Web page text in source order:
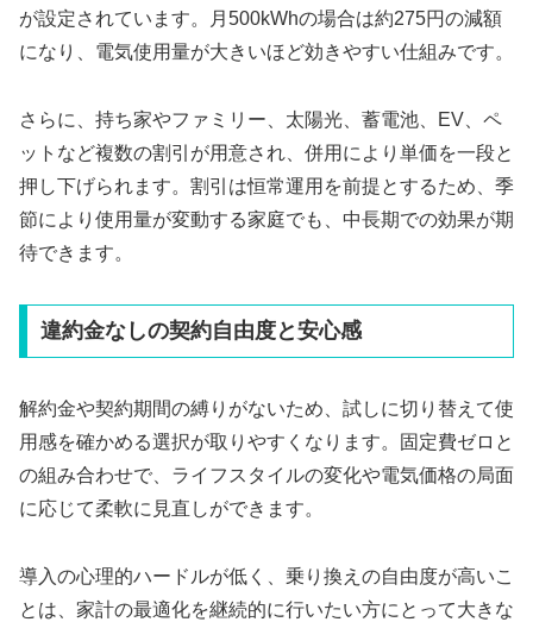
が設定されています。月500kWhの場合は約275円の減額
になり、電気使用量が大きいほど効きやすい仕組みです。
さらに、持ち家やファミリー、太陽光、蓄電池、EV、ペ
ットなど複数の割引が用意され、併用により単価を一段と
押し下げられます。割引は恒常運用を前提とするため、季
節により使用量が変動する家庭でも、中長期での効果が期
待できます。
違約金なしの契約自由度と安心感
解約金や契約期間の縛りがないため、試しに切り替えて使
用感を確かめる選択が取りやすくなります。固定費ゼロと
の組み合わせで、ライフスタイルの変化や電気価格の局面
に応じて柔軟に見直しができます。
導入の心理的ハードルが低く、乗り換えの自由度が高いこ
とは、家計の最適化を継続的に行いたい方にとって大きな